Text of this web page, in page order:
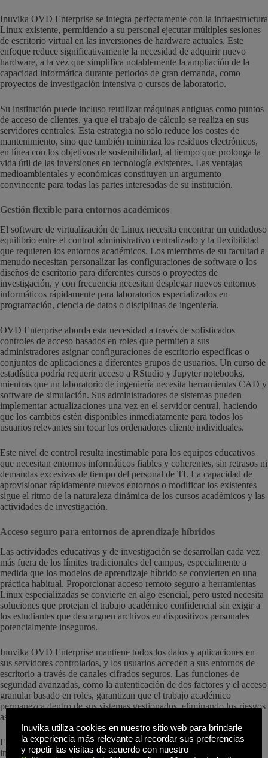
Inuvika OVD Enterprise se integra perfectamente con la infraestructura
Linux existente, permitiendo a su personal ejecutar múltiples sesiones
de escritorio virtual en las inversiones de hardware actuales. Este
enfoque reduce significativamente la necesidad de adquirir nuevo
hardware, a la vez que simplifica notablemente la ampliación de la
capacidad informática durante periodos de gran demanda, como
proyectos de investigación intensiva o cursos de laboratorio.
Su institución puede incluso reutilizar máquinas antiguas como puntos
de acceso de clientes, ya que el trabajo de cálculo se realiza en sus
servidores centrales. Esta estrategia no sólo reduce los costes de
mantenimiento, sino que también minimiza los residuos electrónicos,
en línea con los objetivos de sostenibilidad, al tiempo que prolonga la
vida útil de las inversiones en tecnología existentes. Las ventajas
medioambientales y económicas constituyen un argumento
convincente para todas las partes interesadas de su institución.
Gestión flexible para entornos académicos
El software de virtualización de Linux necesita encontrar un cuidadoso
equilibrio entre el control administrativo centralizado y la flexibilidad
que requieren los entornos académicos. Los miembros de su facultad a
menudo necesitan personalizar las configuraciones de software o los
diseños de escritorio para diferentes cursos o proyectos de
investigación, y con frecuencia necesitan desplegar nuevos entornos
informáticos rápidamente para laboratorios especializados en
programación, ciencia de datos o disciplinas de ingeniería.
OVD Enterprise aborda esta necesidad a través de sofisticados
controles de acceso basados en roles que permiten a sus
administradores asignar configuraciones de escritorio específicas o
conjuntos de aplicaciones a diferentes grupos de usuarios. Un curso de
estadística podría requerir acceso a RStudio y Jupyter notebooks,
mientras que un laboratorio de ingeniería necesita herramientas CAD y
software de simulación. Sus administradores de sistemas pueden
implementar actualizaciones una vez en el servidor central, haciendo
que los cambios estén disponibles inmediatamente para todos los
usuarios relevantes sin tocar los ordenadores cliente individuales.
Este nivel de control resulta inestimable para los equipos educativos
que necesitan entornos informáticos fiables y coherentes, sin retrasos ni
demandas excesivas de tiempo del personal de TI. La capacidad de
aprovisionar rápidamente nuevos entornos o modificar los existentes
sigue el ritmo de la naturaleza dinámica de los cursos académicos y las
actividades de investigación.
Acceso seguro para entornos de aprendizaje híbridos
Las actividades educativas y de investigación se desarrollan cada vez
más fuera de los límites tradicionales del campus, especialmente a
medida que los modelos de aprendizaje híbrido se convierten en una
práctica habitual. Proporcionar acceso remoto seguro a herramientas
Linux especializadas se convierte en algo esencial, pero usted necesita
soluciones que protejan el trabajo académico confidencial sin exigir a
los estudiantes que descarguen archivos en dispositivos personales
potencialmente inseguros.
Inuvika OVD Enterprise mantiene todos los datos y aplicaciones en
sus servidores controlados, y los usuarios acceden a sus entornos de
escritorio a través de canales cifrados seguros. Las funciones de
seguridad avanzadas, como la autenticación de dos factores y el acceso
granular basado en roles, garantizan que el trabajo académico
permanezca dentro de sus sistemas gestionados, eliminando los riesgos
asociados a las brechas de dispositivos o la pérdida de portátiles.
Este modelo de seguridad centralizada ofrece a sus profesores e
investigadores la confianza necesaria para centrarse en la enseñanza y
Inuvika utiliza cookies en nuestro sitio web para brindarle
la experiencia más relevante al recordar sus preferencias
y repetir las visitas de acuerdo con nuestro